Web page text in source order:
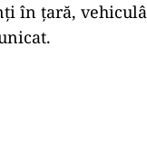
în țară,